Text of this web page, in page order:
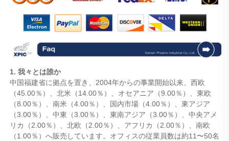
1. 我々とは誰か
中国福建省に拠点を置き、2004年からの事業開始以来、西欧
（45.00％）、北米（14.00％）、オセアニア（9.00％）、東欧
（8.00％）、南米（4.00％）、国内市場（4.00％）、東アジア
（3.00％）、中東（3.00％）、東南アジア（3.00％）、中央アメ
リカ（2.00％）、北欧（2.00％）、アフリカ（2.00％）、南欧
（1.00％）へ販売しています。オフィスの従業員数は約11〜50名